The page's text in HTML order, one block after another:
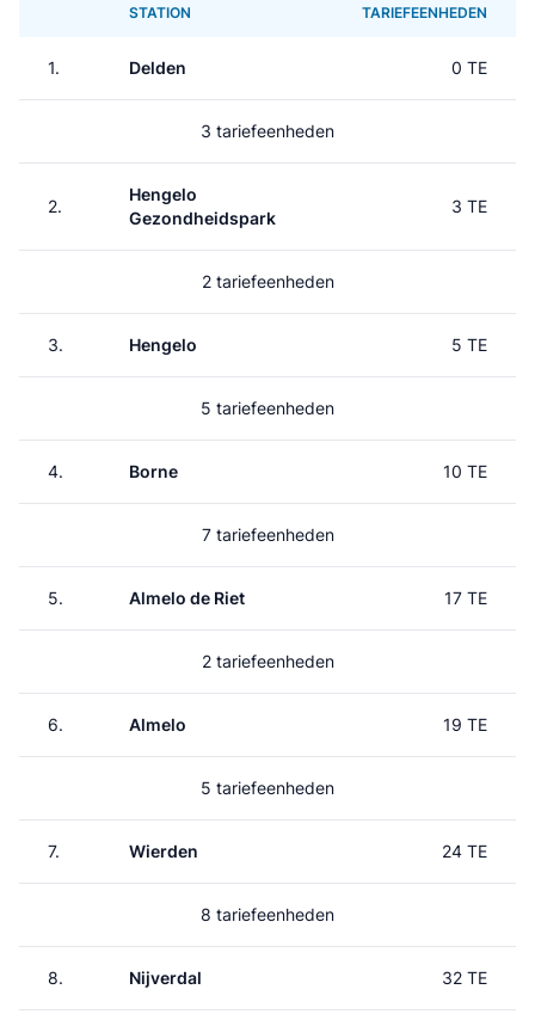
STATION TARIEFEENHEDEN
1. Delden 0 TE
3 tariefeenheden
2.
Hengelo
Gezondheidspark
3 TE
2 tariefeenheden
3. Hengelo 5 TE
5 tariefeenheden
4. Borne 10 TE
7 tariefeenheden
5. Almelo de Riet 17 TE
2 tariefeenheden
6. Almelo 19 TE
5 tariefeenheden
7. Wierden 24 TE
8 tariefeenheden
8. Nijverdal 32 TE